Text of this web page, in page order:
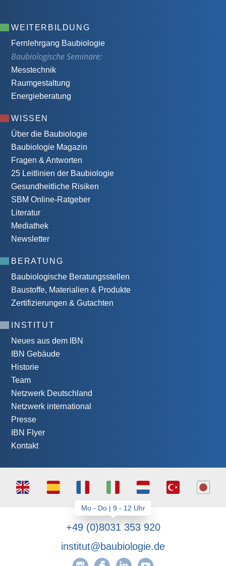
WEITERBILDUNG
Fernlehrgang Baubiologie
Baubiologische Seminare:
Messtechnik
Raumgestaltung
Energieberatung
WISSEN
Über die Baubiologie
Baubiologie Magazin
Fragen & Antworten
25 Leitlinien der Baubiologie
Gesundheitliche Risiken
SBM Online-Ratgeber
Literatur
Mediathek
Newsletter
BERATUNG
Baubiologische Beratungsstellen
Baustoffe, Materialien & Produkte
Zertifizierungen & Gutachten
INSTITUT
Neues aus dem IBN
IBN Gebäude
Historie
Team
Netzwerk Deutschland
Netzwerk international
Presse
IBN Flyer
Kontakt
+49 (0)8031 353 920
institut@baubiologie.de